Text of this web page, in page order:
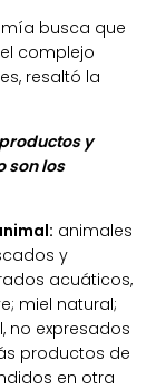
busca que
complejo
resaltó la
y
son los
animales
y
acuáticos,
miel natural;
no expresados
productos de
en otra